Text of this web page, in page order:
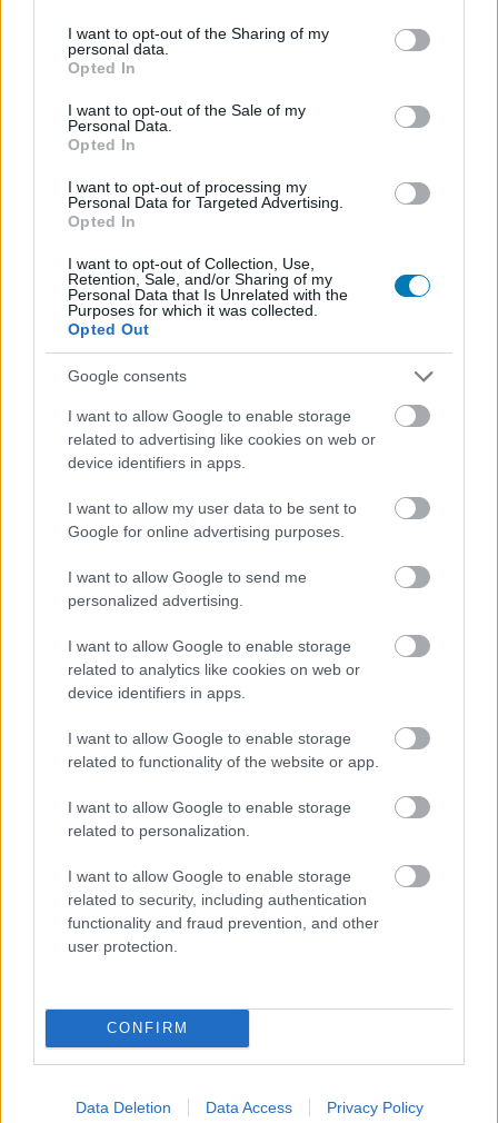
not limited to your visit or usage behaviour. You may click to
grant or deny consent to Google and its third-party tags to
use your data for below specified purposes in below Google
consent section.
I want to opt-out of the Sharing of my
personal data.
Opted In
I want to opt-out of the Sale of my
Personal Data.
Opted In
I want to opt-out of processing my
Personal Data for Targeted Advertising.
Opted In
I want to opt-out of Collection, Use,
Retention, Sale, and/or Sharing of my
Personal Data that Is Unrelated with the
Purposes for which it was collected.
Opted Out
Google consents
I want to allow Google to enable storage
related to advertising like cookies on web or
device identifiers in apps.
I want to allow my user data to be sent to
Google for online advertising purposes.
I want to allow Google to send me
personalized advertising.
I want to allow Google to enable storage
related to analytics like cookies on web or
device identifiers in apps.
I want to allow Google to enable storage
related to functionality of the website or app.
I want to allow Google to enable storage
related to personalization.
I want to allow Google to enable storage
related to security, including authentication
functionality and fraud prevention, and other
user protection.
CONFIRM
Data Deletion Data Access Privacy Policy
forgalmazót kapott.
Unmute
Szajki Péter és Szajki-Vörös Adél új filmje úgy jutott el a
Filmintézet támogatására épült. A korábban Egy nő
körvonalai munkacímen ismert alkotás végleges
Mielőtt elhagyjuk Toszkánát lett, a film világpiaci
képviseletét pedig a Los Angeles-i House of Film látja el.
A forgalmazó saját kínálatában is szerepel a film, vagyis
a magyar-amerikai produkció most már valóban
nemzetközi értékesítési pályára állt. A film első szakmai
vetítését a Cannes-i Filmfesztivállal párhuzamosan zajló
Marché du Film programjában tartják, ami fontos
különbség, mivel ez nem fesztiválverseny, hanem a
nemzetközi filmipar egyik legjelentősebb piaca, ahol
forgalmazók, sales agentek, producerek és vásárlók
különösen fontos belépési pont, mert itt nem a hazai
támogatási rendszer súlya, hanem a film nemzetközi
eladhatósága, témája és piaci pozíciója számít.
segítségével készült el. Ez most nem mellékes gyártási
adat, hanem a történet lényege. Miközben a magyar
állami támogatások, a pályázati döntések és az NFI